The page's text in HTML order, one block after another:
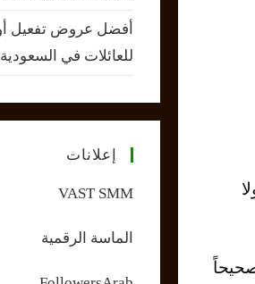
للعائلات في السعودية
إعلانات
VAST SMM
الماسة الرقمية